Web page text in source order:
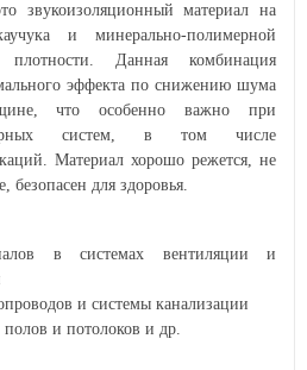
звукоизоляционный материал на
и минерально-полимерной
Данная комбинация
эффекта по снижению шума
что особенно важно при
систем, в том числе
Материал хорошо режется, не
безопасен для здоровья.
в системах вентиляции и
и системы канализации
полов и потолоков и др.